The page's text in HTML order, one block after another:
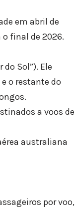
em abril de
final de 2026.
Sol”). Ele
o restante do
a voos de
australiana
por voo,